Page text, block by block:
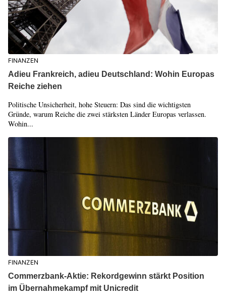
FINANZEN
Adieu Frankreich, adieu Deutschland: Wohin Europas
Reiche ziehen
Politische Unsicherheit, hohe Steuern: Das sind die wichtigsten
Gründe, warum Reiche die zwei stärksten Länder Europas verlassen.
Wohin...
FINANZEN
Commerzbank-Aktie: Rekordgewinn stärkt Position
im Übernahmekampf mit Unicredit